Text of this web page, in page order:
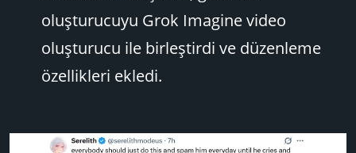
oluşturucuyu Grok Imagine video
oluşturucu ile birleştirdi ve düzenleme
özellikleri ekledi.